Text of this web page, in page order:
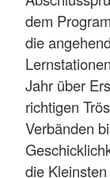
dem
die
Jahr über
richtigen
Verbänden
die